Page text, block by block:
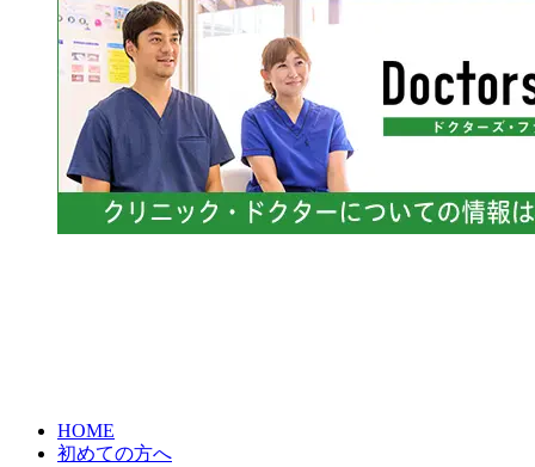
HOME
初めての方へ